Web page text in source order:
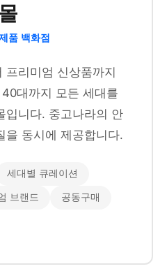
품 백화점
프리미엄 신상품까지
대까지 모든 세대를
입니다. 중고나라의 안
을 동시에 제공합니다.
세대별 큐레이션
브랜드 공동구매